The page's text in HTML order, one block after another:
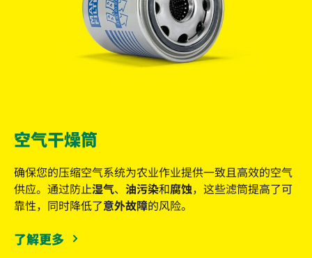
空气干燥筒
确保您的压缩空气系统为农业作业提供一致且高效的空气
供应。通过防止湿气、 油污染和腐蚀，这些滤筒提高了可
靠性，同时降低了意外故障的风险。
了解更多